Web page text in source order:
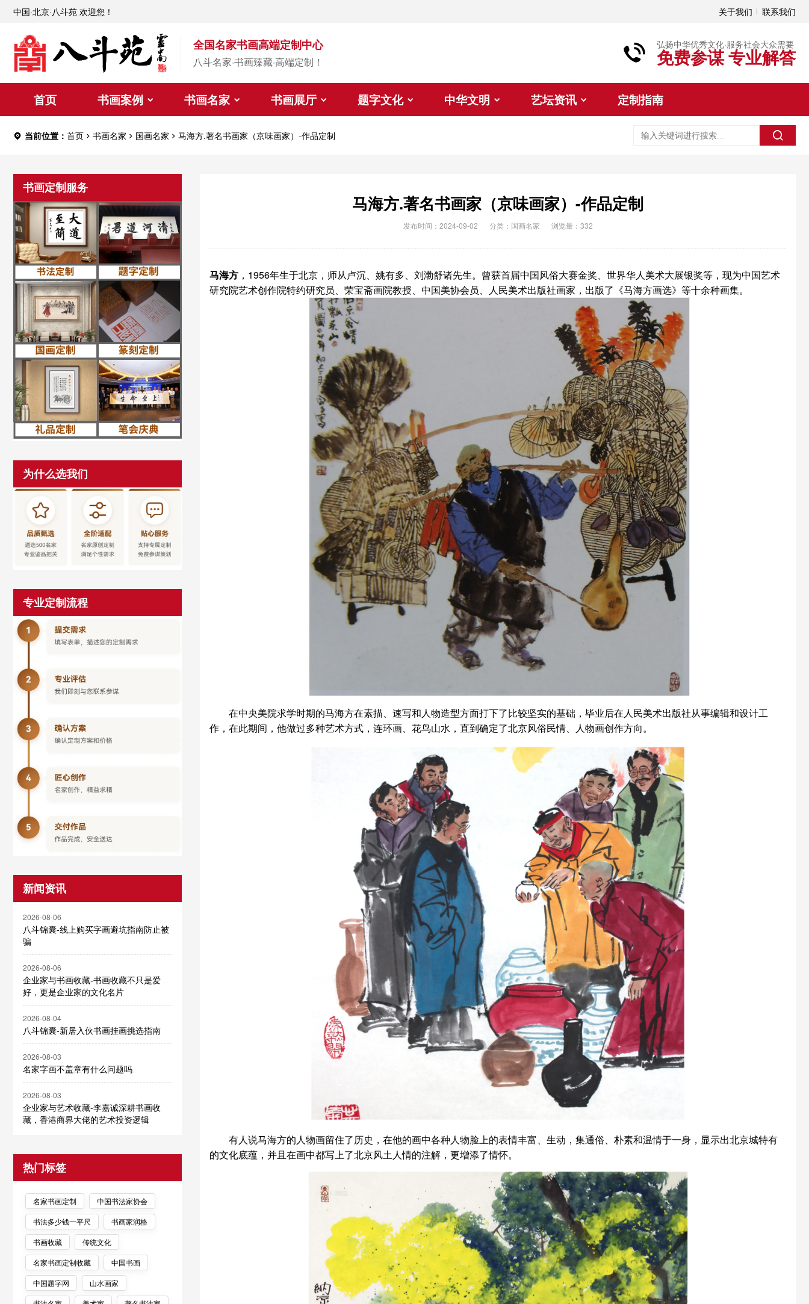
中国·北京·八斗苑 欢迎您！ 关于我们 联系我们
全国名家书画高端定制中心
八斗名家·书画臻藏·高端定制！
弘扬中华优秀文化·服务社会大众需要
免费参谋 专业解答
首页 书画案例 书画名家 书画展厅 题字文化 中华文明 艺坛资讯 定制指南
当前位置： 首页 书画名家 国画名家 马海方.著名书画家（京味画家）-作品定制
书画定制服务
为什么选我们
专业定制流程
新闻资讯
2026-08-06
八斗锦囊-线上购买字画避坑指南防止被
骗
2026-08-06
企业家与书画收藏-书画收藏不只是爱
好，更是企业家的文化名片
2026-08-04
八斗锦囊-新居入伙书画挂画挑选指南
2026-08-03
名家字画不盖章有什么问题吗
2026-08-03
企业家与艺术收藏-李嘉诚深耕书画收
藏，香港商界大佬的艺术投资逻辑
热门标签
名家书画定制
中国书法家协会
书法多少钱一平尺
书画家润格
书画收藏
传统文化
名家书画定制收藏
中国书画
中国题字网
山水画家
马海方.著名书画家（京味画家）-作品定制
发布时间：2024-09-02 分类： 国画名家 浏览量：332
马海方 ，1956年生于北京，师从卢沉、姚有多、刘渤舒诸先生。曾获首届中国风俗大赛金奖、世界华人美术大展银奖等，现为中国艺术
研究院艺术创作院特约研究员、荣宝斋画院教授、中国美协会员、人民美术出版社画家，出版了《马海方画选》等十余种画集。
在中央美院求学时期的马海方在素描、速写和人物造型方面打下了比较坚实的基础，毕业后在人民美术出版社从事编辑和设计工
作，在此期间，他做过多种艺术方式，连环画、花鸟山水，直到确定了北京风俗民情、人物画创作方向。
有人说马海方的人物画留住了历史，在他的画中各种人物脸上的表情丰富、生动，集通俗、朴素和温情于一身，显示出北京城特有
的文化底蕴，并且在画中都写上了北京风土人情的注解，更增添了情怀。